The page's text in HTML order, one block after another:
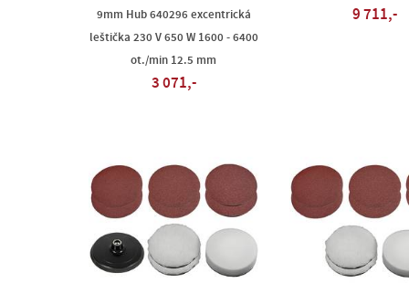
9mm Hub 640296 excentrická
leštička 230 V 650 W 1600 - 6400
ot./min 12.5 mm
3 071,-
9 711,-